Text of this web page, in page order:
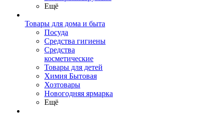
Ещё
Товары для дома и быта
Посуда
Средства гигиены
Средства
косметические
Товары для детей
Химия Бытовая
Хозтовары
Новогодняя ярмарка
Ещё